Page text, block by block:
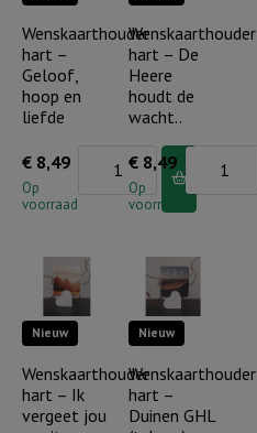
aantal
Wenskaarthouder
hart –
Geloof,
hoop en
liefde
€ 8,49
Op
voorraad
Wenskaarthouder
hoop
aantal
Wenskaarthouder
hart – De
Heere
houdt de
wacht..
€ 8,49
Op
voorraad
hart
-
Heere
wacht..
Nieuw
Wenskaarthouder
hart – Ik
vergeet jou
Nieuw
Wenskaarthouder
hart –
Duinen GHL